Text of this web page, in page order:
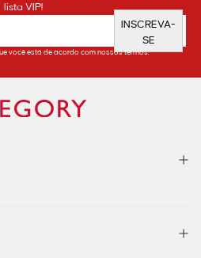
lista VIP!
INSCREVA-
SE
você está de acordo com nossos termos.